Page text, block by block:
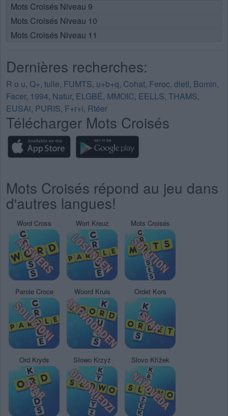
Mots Croisés Niveau 9
Mots Croisés Niveau 10
Mots Croisés Niveau 11
Dernières recherches:
R o u, Q+, tulle, FUMTS, u+b+q, Cohat, Feroc, dietl, Bomin,
Facer, 1994, Natur, ELGBÉ, MMOIC, EELLS, THAMS,
EUSAi, PURIS, F+r+i, Rtéer
Télécharger Mots Croisés
Mots Croisés répond au jeu dans
d'autres langues!
Word Cross Wort Kreuz Mots Croisés
Parole Croce Woord Kruis Ordet Kors
Ord Kryds Słowo Krzyż Slovo Křížek